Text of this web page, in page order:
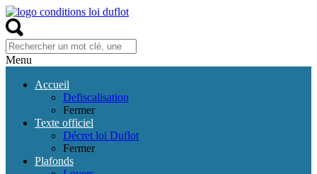
Menu
Accueil
Defiscalisation
Fermer
Texte officiel
Décret loi Duflot
Fermer
Plafonds